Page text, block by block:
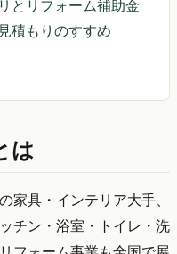
とリフォーム補助金
積もりのすすめ
は
家具・インテリア大手、
チン・浴室・トイレ・洗